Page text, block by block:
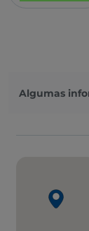
Algumas